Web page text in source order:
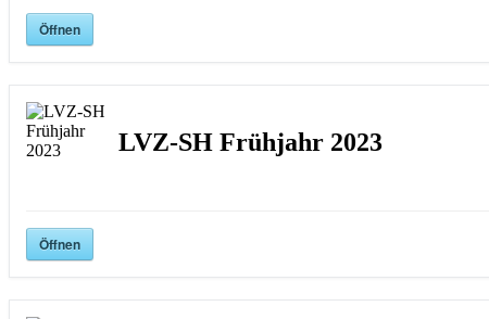
Öffnen
LVZ-SH Frühjahr 2023
Öffnen